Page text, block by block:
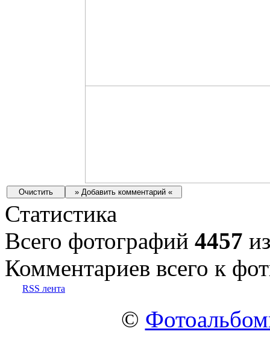
Статистика
Всего фотографий 4457
Комментариев всего к
RSS лента
©